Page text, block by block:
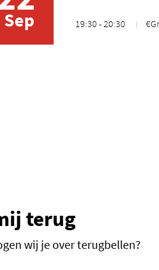
Sep 19:30 - 20:30
terug
wij je over terugbellen?